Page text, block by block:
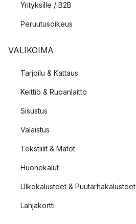
Yrityksille / B2B
Peruutusoikeus
VALIKOIMA
Tarjoilu & Kattaus
Keittiö & Ruoanlaitto
Sisustus
Valaistus
Tekstiilit & Matot
Huonekalut
Ulkokalusteet & Puutarhakalusteet
Lahjakortti